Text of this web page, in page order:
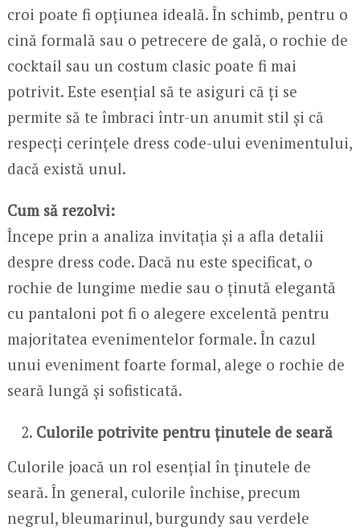
croi poate fi opțiunea ideală. În schimb, pentru o
cină formală sau o petrecere de gală, o rochie de
cocktail sau un costum clasic poate fi mai
potrivit. Este esențial să te asiguri că ți se
permite să te îmbraci într-un anumit stil și că
respecți cerințele dress code-ului evenimentului,
dacă există unul.
Cum să rezolvi:
Începe prin a analiza invitația și a afla detalii
despre dress code. Dacă nu este specificat, o
rochie de lungime medie sau o ținută elegantă
cu pantaloni pot fi o alegere excelentă pentru
majoritatea evenimentelor formale. În cazul
unui eveniment foarte formal, alege o rochie de
seară lungă și sofisticată.
Culorile potrivite pentru ținutele de seară
Culorile joacă un rol esențial în ținutele de
seară. În general, culorile închise, precum
negrul, bleumarinul, burgundy sau verdele